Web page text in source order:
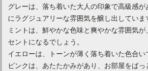
カーテンをおしゃれに！選び方と安いおすす
グレーは、落ち着いた大人の印象で高級感が
にラグジュアリーな雰囲気を醸し出していま
ミントは、鮮やかな色味と爽やかな雰囲気
セントになるでしょう。
イエローは、トーンが薄く落ち着いた色合い
ピンクは、あたたかみがあり、お部屋をぱ